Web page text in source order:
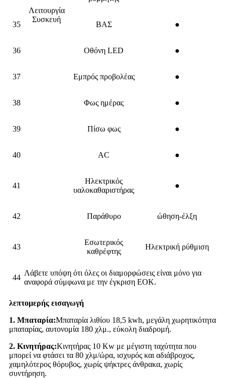
Λειτουργία
Συσκευή
35 ΒΑΣ ●
36 Οθόνη LED ●
37 Εμπρός προβολέας ●
38 Φως ημέρας ●
39 Πίσω φως ●
40 AC ●
41
Ηλεκτρικός
υαλοκαθαριστήρας
●
42 Παράθυρο ώθηση-έλξη
43
Εσωτερικός
καθρέφτης
Ηλεκτρική ρύθμιση
44
Λάβετε υπόψη ότι όλες οι διαμορφώσεις είναι μόνο για
αναφορά σύμφωνα με την έγκριση ΕΟΚ.
λεπτομερής εισαγωγή
1. Μπαταρία:Μπαταρία λιθίου 18,5 kwh, μεγάλη χωρητικότητα
μπαταρίας, αυτονομία 180 χλμ., εύκολη διαδρομή.
2. Κινητήρας:Κινητήρας 10 Kw με μέγιστη ταχύτητα που
μπορεί να φτάσει τα 80 χλμ/ώρα, ισχυρός και αδιάβροχος,
χαμηλότερος θόρυβος, χωρίς ψήκτρες άνθρακα, χωρίς
συντήρηση.